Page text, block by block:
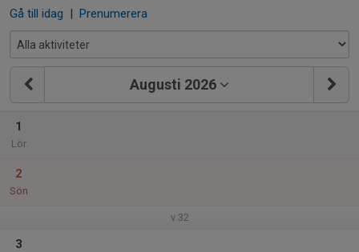
Gå till idag | Prenumerera
Augusti 2026
1
Lör
2
Sön
v.32
3